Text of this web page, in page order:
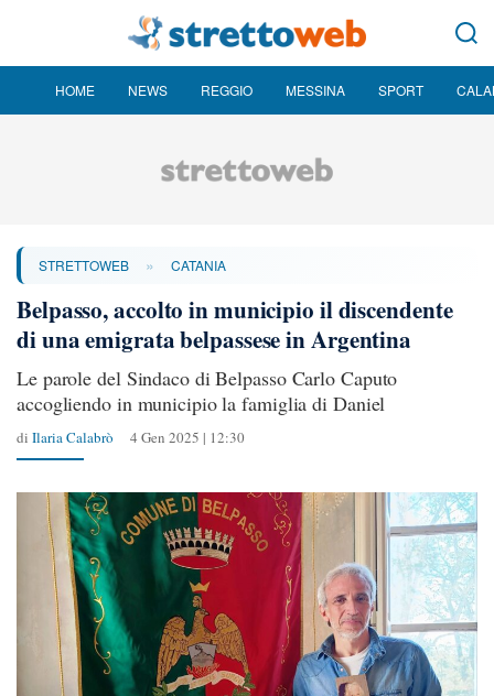
HOME NEWS REGGIO MESSINA SPORT
STRETTOWEB » CATANIA
Belpasso, accolto in municipio il discendente
di una emigrata belpassese in Argentina
Le parole del Sindaco di Belpasso Carlo Caputo
accogliendo in municipio la famiglia di Daniel
di Ilaria Calabrò 4 Gen 2025 | 12:30